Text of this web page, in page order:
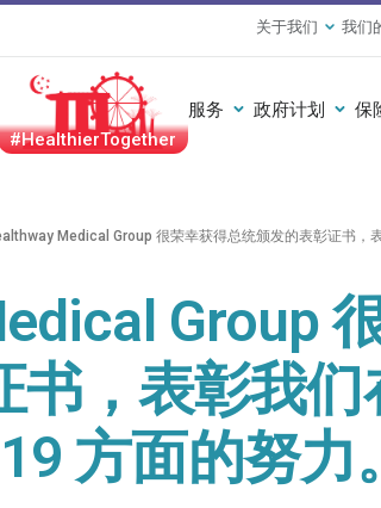
关于我们 我们
#HealthierTogether
服务 政府计划 保
Medical Group 很荣幸获得总统颁发的表彰证书，
Group
，表彰我们
19 方面的努力。